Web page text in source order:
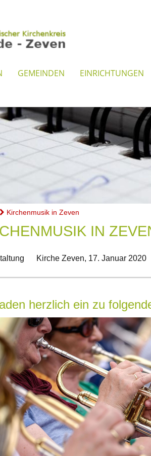
GEMEINDEN EINRICHTUNGEN
Kirchenmusik in Zeven
IN
Kirche Zeven, 17. Januar 2020
herzlich ein zu